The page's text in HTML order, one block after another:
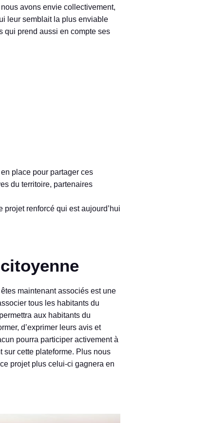
avons envie collectivement,
leur semblait la plus enviable
qui prend aussi en compte ses
place pour partager ces
du territoire, partenaires
projet renforcé qui est aujourd’hui
citoyenne
maintenant associés est une
tous les habitants du
aux habitants du
d’exprimer leurs avis et
pourra participer activement à
sur cette plateforme. Plus nous
projet plus celui-ci gagnera en